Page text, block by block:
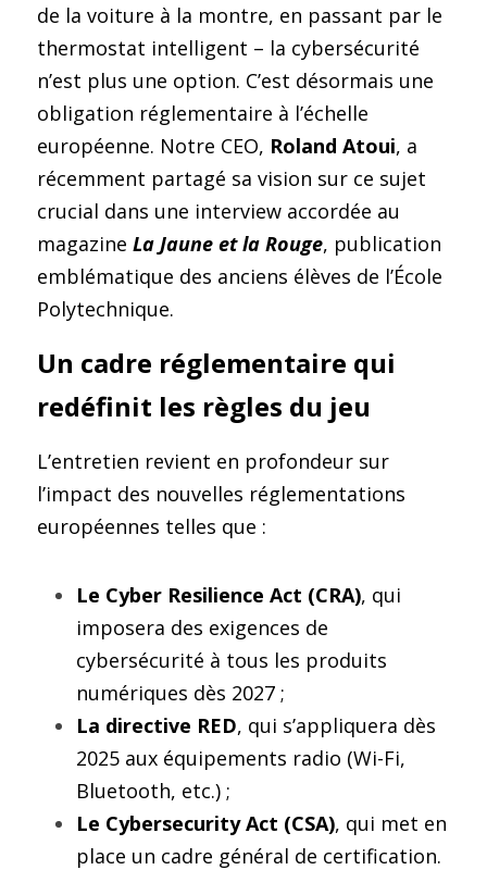
Construire un CAB
Preuve de certification
Configuration complète du framework
Fabrication
Bâtiments et infrastructures
Transport
Médias et divertissement
Soins de santé
Finances et assurances
FIPS 140-3
Service cloud de l'UE
ISO 21434 et R155
FR 17640 | FITCEM | CSPN
CRA
RED-DA
Brochures
Nouvelles
Videos
Contact
Actualités
Projets EU et de Recherche
Contactez-nous
de la voiture à la montre, en passant par le
thermostat intelligent – la cybersécurité
n’est plus une option. C’est désormais une
obligation réglementaire à l’échelle
européenne. Notre CEO, Roland Atoui, a
récemment partagé sa vision sur ce sujet
crucial dans une interview accordée au
magazine La Jaune et la Rouge, publication
emblématique des anciens élèves de l’École
Polytechnique.
Un cadre réglementaire qui
redéfinit les règles du jeu
L’entretien revient en profondeur sur
l’impact des nouvelles réglementations
européennes telles que :
Le Cyber Resilience Act (CRA), qui
imposera des exigences de
cybersécurité à tous les produits
numériques dès 2027 ;
La directive RED, qui s’appliquera dès
2025 aux équipements radio (Wi-Fi,
Bluetooth, etc.) ;
Le Cybersecurity Act (CSA), qui met en
place un cadre général de certification.